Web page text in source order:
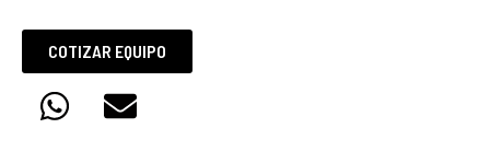
COTIZAR EQUIPO